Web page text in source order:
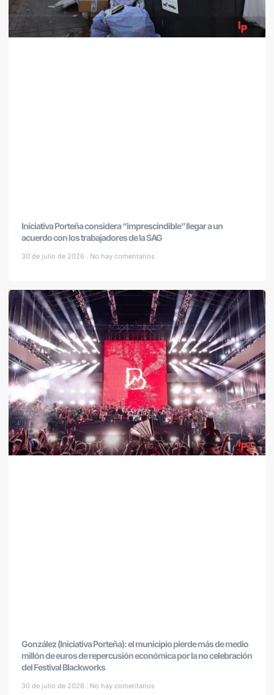
Iniciativa Porteña considera “imprescindible” llegar a un
acuerdo con los trabajadores de la SAG
30 de julio de 2026 No hay comentarios
González (Iniciativa Porteña): el municipio pierde más de medio
millón de euros de repercusión económica por la no celebración
del Festival Blackworks
30 de julio de 2026 No hay comentarios